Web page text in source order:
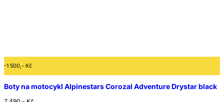
-1 500,- Kč
Boty na motocykl Alpinestars Corozal Adventure Drystar black